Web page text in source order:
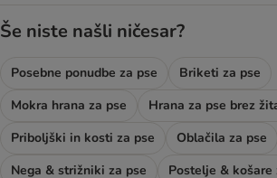
Še niste našli ničesar?
Posebne ponudbe za pse
Briketi za pse
Mokra hrana za pse
Hrana za pse brez
Priboljški in kosti za pse
Oblačila za pse
Nega & strižniki za pse
Postelje & košare